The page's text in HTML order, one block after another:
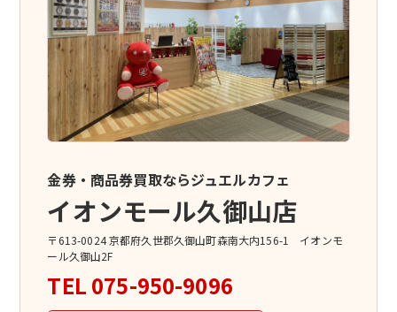
金券・商品券買取ならジュエルカフェ
イオンモール久御山店
〒613-0024 京都府久世郡久御山町森南大内156-1 イオンモ
ール久御山2F
TEL 075-950-9096